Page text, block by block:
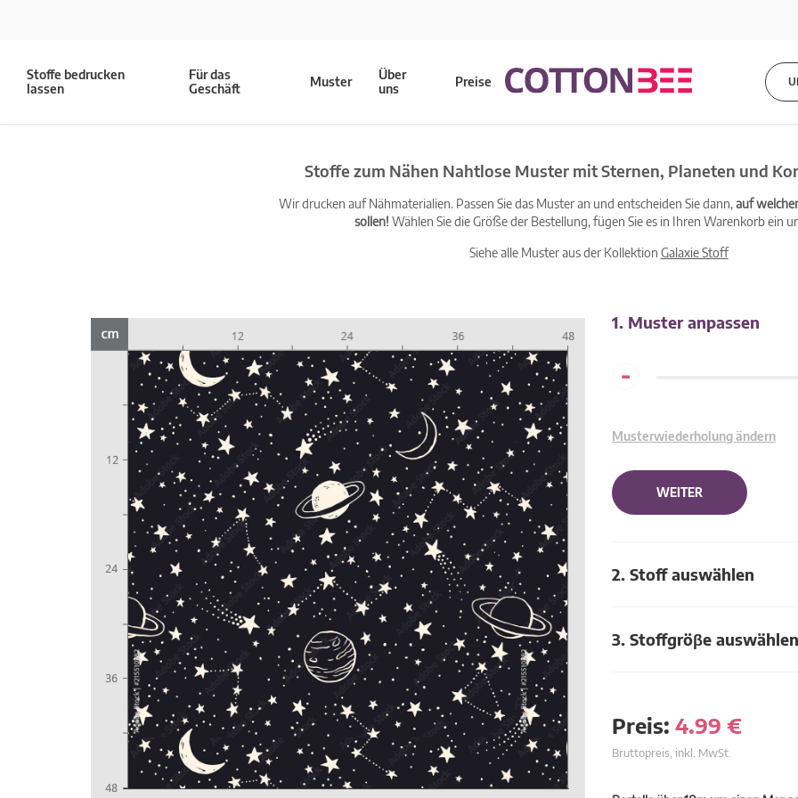
Stoffe bedrucken
lassen
Für das
Geschäft
Muster
Über
uns
Preise
Stoffe zum Nähen Nahtlose Muster mit Sternen, Planeten und
Wir drucken auf Nähmaterialien. Passen Sie das Muster an und entscheiden Sie dann,auf
sollen! Wählen Sie die Größe der Bestellung, fügen Sie es in Ihren Warenkorb ein
Siehe alle Muster aus der Kollektion Galaxie Stoff
1. Muster anpassen
-
Musterwiederholung ändern
WEITER
2. Stoff auswählen
3. Stoffgröβe auswählen
Preis: 4.99 €
Bruttopreis, inkl. MwSt.